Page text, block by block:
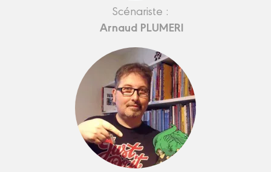
Scénariste :
Arnaud PLUMERI